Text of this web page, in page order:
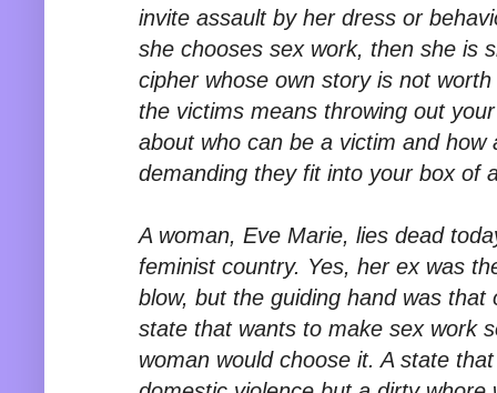
invite assault by her dress or
she chooses sex work, then she is
cipher whose own story is not
the victims means throwing out
about who can be a victim and how
demanding they fit into your box of
A woman, Eve Marie, lies dead
feminist country. Yes, her ex was
blow, but the guiding hand was
state that wants to make sex work
woman would choose it. A state